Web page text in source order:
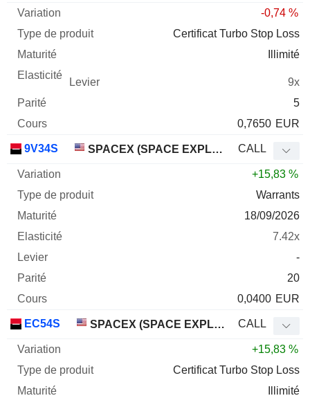
-0,74 %
Certificat Turbo Stop Loss
Illimité
9x
5
0,7650 EUR
9V34S SPACEX (SPACE EXPLORATION TECHNOLOGIES) CALL
+15,83 %
Warrants
18/09/2026
7.42x
-
20
0,0400 EUR
EC54S SPACEX (SPACE EXPLORATION TECHNOLOGIES) CALL
+15,83 %
Certificat Turbo Stop Loss
Illimité